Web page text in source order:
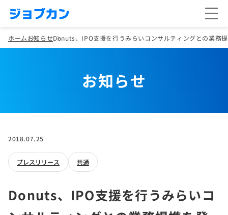
ホームお知らせDonuts、IPO支援を行うみらいコンサルティングとの業務
お知らせ
2018.07.25
プレスリリース 共通
Donuts、IPO支援を行うみらいコ